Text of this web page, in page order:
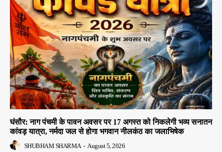
घंसौर: नाग पंचमी के पावन अवसर पर 17 अगस्त को निकलेगी भव्य सनातन
कांवड़ यात्रा, नर्मदा जल से होगा भगवान नीलकंठ का जलाभिषेक
SHUBHAM SHARMA - August 5, 2026